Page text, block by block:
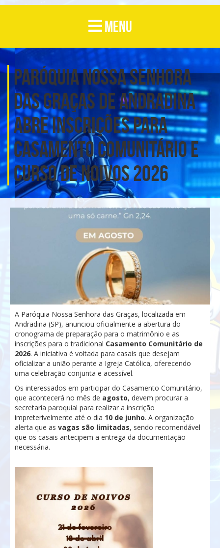
MENU
PARÓQUIA NOSSA SENHORA
DAS GRAÇAS DE ANDRADINA
ABRE INSCRIÇÕES PARA
CASAMENTO COMUNITÁRIO E
CURSO DE NOIVOS 2026
A Paróquia Nossa Senhora das Graças, localizada em
Andradina (SP), anunciou oficialmente a abertura do
cronograma de preparação para o matrimônio e as
inscrições para o tradicional Casamento Comunitário de
2026. A iniciativa é voltada para casais que desejam
oficializar a união perante a Igreja Católica, oferecendo
uma celebração conjunta e acessível.
Os interessados em participar do Casamento Comunitário,
que acontecerá no mês de agosto, devem procurar a
secretaria paroquial para realizar a inscrição
impreterivelmente até o dia 10 de junho. A organização
alerta que as vagas são limitadas, sendo recomendável
que os casais antecipem a entrega da documentação
necessária.